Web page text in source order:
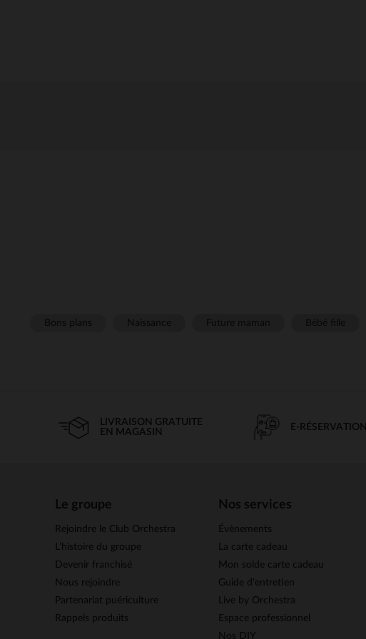
LIVRAISON GRATUITE
EN MAGASIN
E-RÉSERVATION
Le groupe
Rejoindre le Club Orchestra
L’histoire du groupe
Devenir franchisé
Nous rejoindre
Partenariat puériculture
Rappels produits
Nos services
Évènements
La carte cadeau
Mon solde carte cadeau
Guide d'entretien
Live by Orchestra
Espace professionnel
Nos DIY